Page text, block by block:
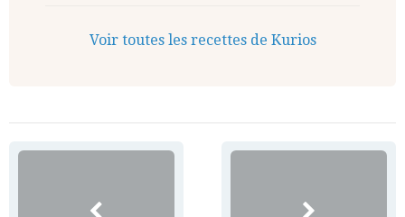
Voir toutes les recettes de Kurios